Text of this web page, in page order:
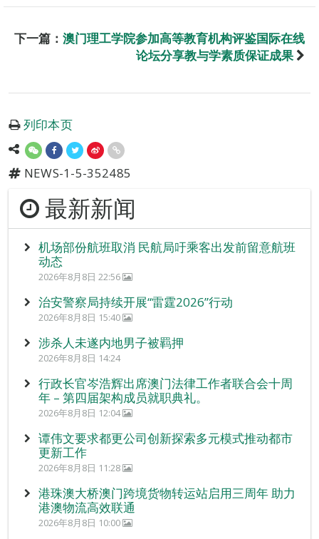
下一篇： 澳门理工学院参加高等教育机构评鉴国际在线
论坛分享教与学素质保证成果
列印本页
NEWS-1-5-352485
最新新闻
机场部份航班取消 民航局吁乘客出发前留意航班
动态
2026年8月8日 22:56
治安警察局持续开展“雷霆2026”行动
2026年8月8日 15:40
涉杀人未遂内地男子被羁押
2026年8月8日 14:24
行政长官岑浩辉出席澳门法律工作者联合会十周
年 – 第四届架构成员就职典礼。
2026年8月8日 12:04
谭伟文要求都更公司创新探索多元模式推动都市
更新工作
2026年8月8日 11:28
港珠澳大桥澳门跨境货物转运站启用三周年 助力
港澳物流高效联通
2026年8月8日 10:00